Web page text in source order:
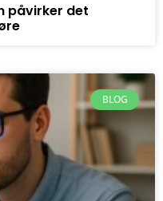
påvirker det
BLOG